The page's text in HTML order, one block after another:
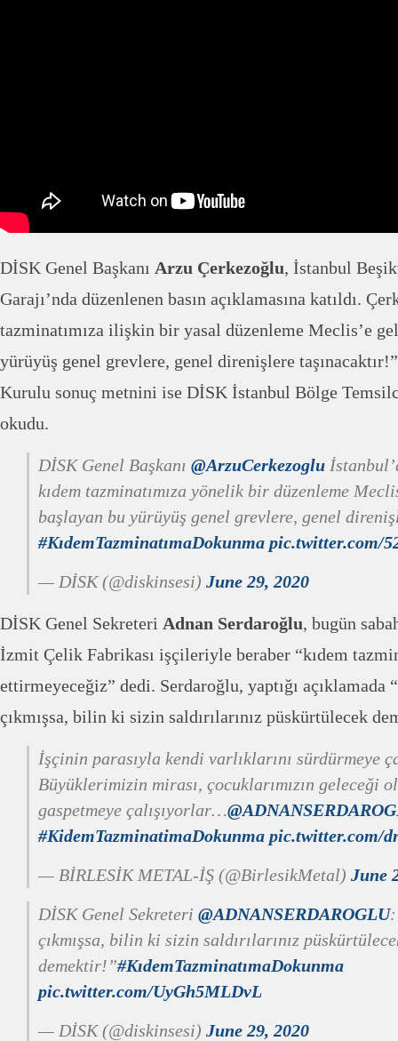
DİSK Genel Başkanı Arzu Çerkezoğlu, İstanbul
Garajı’nda düzenlenen basın açıklamasına katıldı.
tazminatımıza ilişkin bir yasal düzenleme Meclis’e
yürüyüş genel grevlere, genel direnişlere
Kurulu sonuç metnini ise DİSK İstanbul Bölge
okudu.
DİSK Genel Başkanı @ArzuCerkezoglu
kıdem tazminatımıza yönelik bir düzenleme
başlayan bu yürüyüş genel grevlere, genel
#KıdemTazminatımaDokunma pic.twitter.com/
— DİSK (@diskinsesi) June 29, 2020
DİSK Genel Sekreteri Adnan Serdaroğlu, bugün
İzmit Çelik Fabrikası işçileriyle beraber “kıdem
ettirmeyeceğiz” dedi. Serdaroğlu, yaptığı açıklamada
çıkmışsa, bilin ki sizin saldırılarınız püskürtülecek
İşçinin parasıyla kendi varlıklarını sürdürmeye
Büyüklerimizin mirası, çocuklarımızın geleceği
gaspetmeye çalışıyorlar…
#KidemTazminatimaDokunma pic.twitter.com/
— BİRLESİK METAL-İŞ (@BirlesikMetal) June
DİSK Genel Sekreteri @ADNANSERDAROGLU:
çıkmışsa, bilin ki sizin saldırılarınız
demektir!”#KıdemTazminatımaDokunma
pic.twitter.com/UyGh5MLDvL
— DİSK (@diskinsesi) June 29, 2020